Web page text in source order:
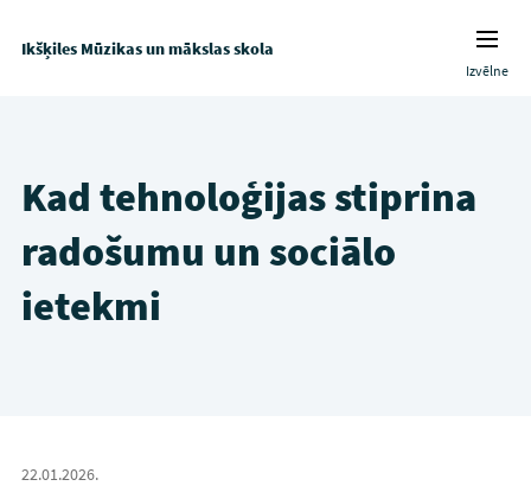
Ikšķiles Mūzikas un mākslas skola
Izvēlne
Kad tehnoloģijas stiprina
radošumu un sociālo
ietekmi
22.01.2026.